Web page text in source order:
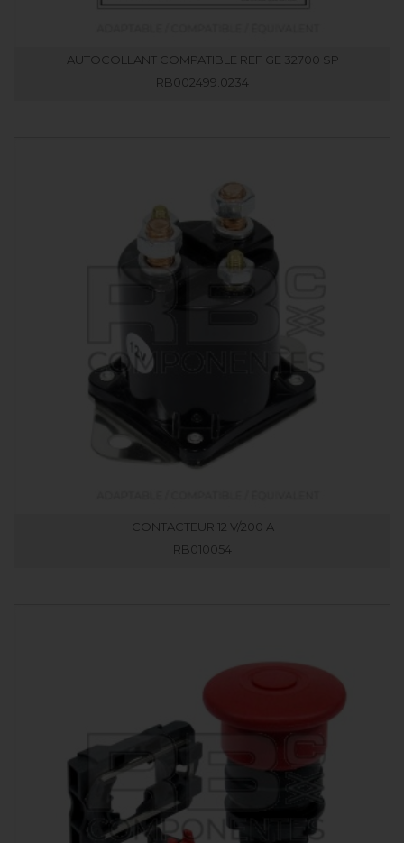
AUTOCOLLANT COMPATIBLE REF GE 32700 SP
RB002499.0234
CONTACTEUR 12 V/200 A
RB010054